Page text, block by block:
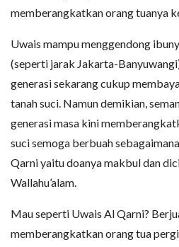
memberangkatkan orang tuanya
Uwais mampu menggendong
(seperti jarak Jakarta-
generasi sekarang cukup
tanah suci. Namun demikian,
generasi masa kini
suci semoga berbuah
Qarni yaitu doanya makbul dan
Wallahu’alam.
Mau seperti Uwais Al Qarni?
memberangkatkan orang tua